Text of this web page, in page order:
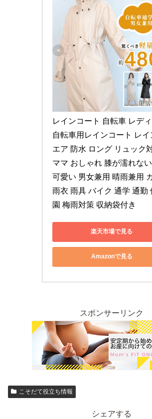
レインコート 自転車 レデ
自転車用レインコート レイ
エア 防水 ロング リュック
ママ おしゃれ 膝が濡れな
可愛い 男女兼用 晴雨兼用
雨衣 雨具 バイク 通学 通勤
園 梅雨対策 収納袋付き
楽天市場で見る
Amazonで見る
スポンサーリンク
こそだて役立ち情報
シェアする